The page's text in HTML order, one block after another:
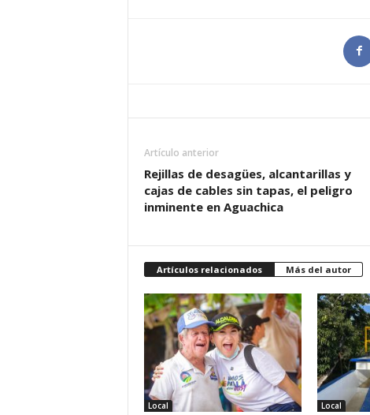
Artículo anterior
Rejillas de desagües, alcantarillas y
cajas de cables sin tapas, el peligro
inminente en Aguachica
Artículos relacionados Más del autor
Local Local